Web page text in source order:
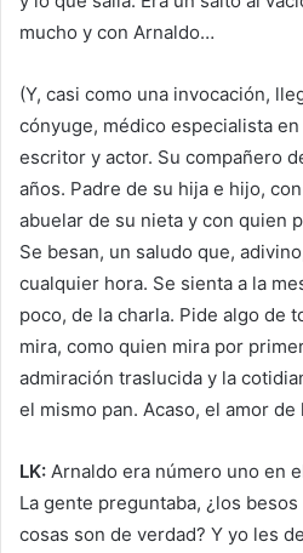
mucho y con Arnaldo…
(Y, casi como una invocación,
cónyuge, médico especialista
escritor y actor. Su compañero
años. Padre de su hija e hijo,
abuelar de su nieta y con quien
Se besan, un saludo que,
cualquier hora. Se sienta a la
poco, de la charla. Pide algo de
mira, como quien mira por
admiración traslucida y la
el mismo pan. Acaso, el amor de
LK: Arnaldo era número uno en
La gente preguntaba, ¿los
cosas son de verdad? Y yo les